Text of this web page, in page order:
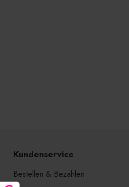
Kundenservice
Bestellen & Bezahlen